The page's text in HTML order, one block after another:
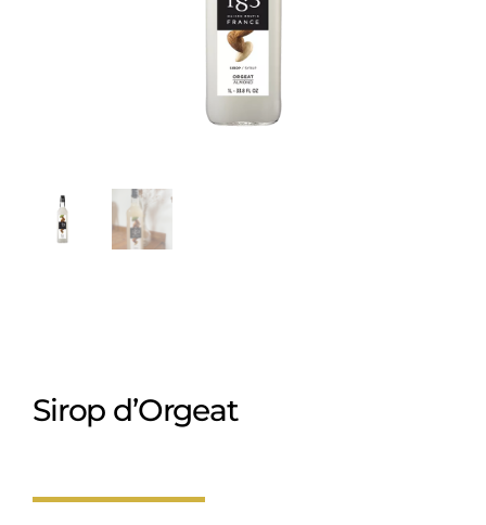
Sirop d’Orgeat